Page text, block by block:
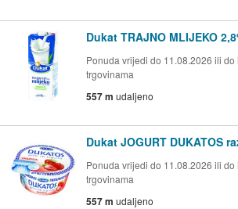
Dukat TRAJNO MLIJEKO
Ponuda vrijedi do 11.08.2026 ili do
trgovinama
557 m udaljeno
Dukat JOGURT DUKATOS
Ponuda vrijedi do 11.08.2026 ili do
trgovinama
557 m udaljeno